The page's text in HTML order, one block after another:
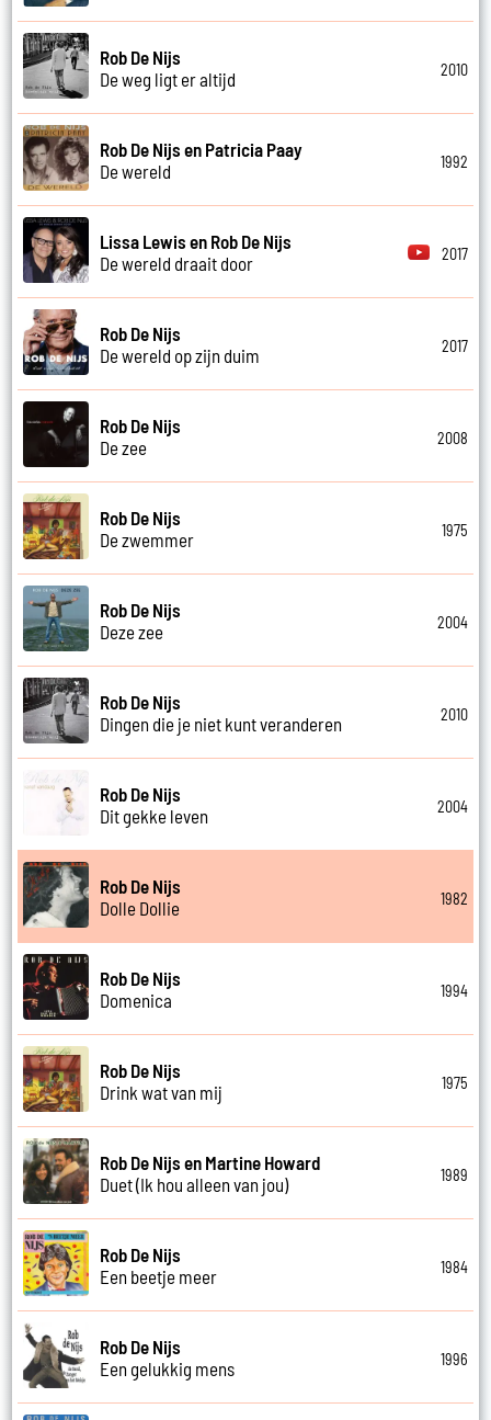
Rob De Nijs
De weg ligt er altijd
2010
Rob De Nijs en Patricia Paay
De wereld
1992
Lissa Lewis en Rob De Nijs
De wereld draait door
2017
Rob De Nijs
De wereld op zijn duim
2017
Rob De Nijs
De zee
2008
Rob De Nijs
De zwemmer
1975
Rob De Nijs
Deze zee
2004
Rob De Nijs
Dingen die je niet kunt veranderen
2010
Rob De Nijs
Dit gekke leven
2004
Rob De Nijs
Dolle Dollie
1982
Rob De Nijs
Domenica
1994
Rob De Nijs
Drink wat van mij
1975
Rob De Nijs en Martine Howard
Duet (Ik hou alleen van jou)
1989
Rob De Nijs
Een beetje meer
1984
Rob De Nijs
Een gelukkig mens
1996